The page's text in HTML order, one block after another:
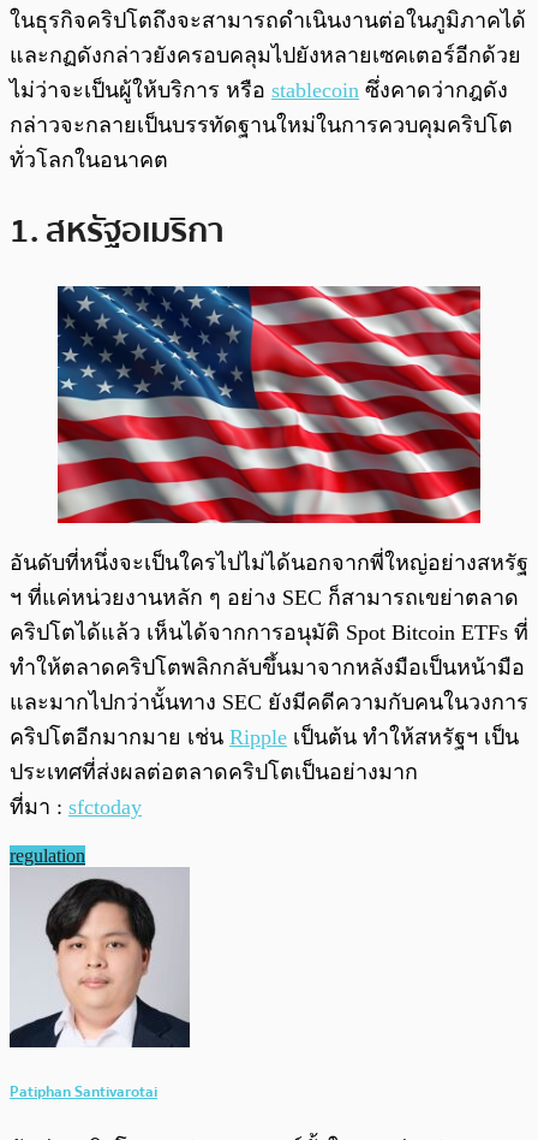
ในธุรกิจคริปโตถึงจะสามารถดำเนินงานต่อในภูมิภาคได้
และกฏดังกล่าวยังครอบคลุมไปยังหลายเซคเตอร์อีกด้วย
ไม่ว่าจะเป็นผู้ให้บริการ หรือ stablecoin ซึ่งคาดว่ากฎดัง
กล่าวจะกลายเป็นบรรทัดฐานใหม่ในการควบคุมคริปโต
ทั่วโลกในอนาคต
1. สหรัฐอเมริกา
อันดับที่หนึ่งจะเป็นใครไปไม่ได้นอกจากพี่ใหญ่อย่างสหรัฐ
ฯ ที่แค่หน่วยงานหลัก ๆ อย่าง SEC ก็สามารถเขย่าตลาด
คริปโตได้แล้ว เห็นได้จากการอนุมัติ Spot Bitcoin ETFs ที่
ทำให้ตลาดคริปโตพลิกกลับขึ้นมาจากหลังมือเป็นหน้ามือ
และมากไปกว่านั้นทาง SEC ยังมีคดีความกับคนในวงการ
คริปโตอีกมากมาย เช่น Ripple เป็นต้น ทำให้สหรัฐฯ เป็น
ประเทศที่ส่งผลต่อตลาดคริปโตเป็นอย่างมาก
ที่มา : sfctoday
regulation
Patiphan Santivarotai